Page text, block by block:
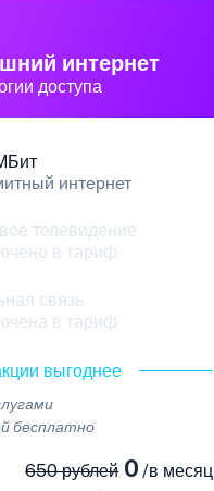
интернет
доступа
интернет
телевидение
в тариф
связь
в тариф
выгоднее
бесплатно
650 рублей0 /в месяц